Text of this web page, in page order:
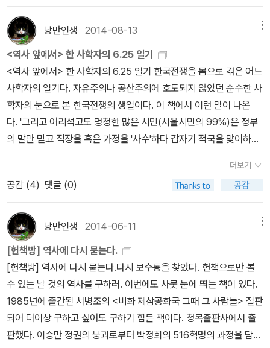
이고 자녀 중에도 학자가 나왔으며, 특히 정양완의 부친이 위당 정인
보이니 바야흐로 대학자의 가문이라 할 법한데, 아들인 수학자 강석
진의 성추문으로 먹칠을 당하고 말았다.'강신항, 정양완의 가정 이야
기'라는 부제가 달린 <숲마을에서 배밭골까지>(2000)라는 문집의
서문을 보니, 무려 1973년부터 부부 공동 문집을 간행하기 시작해서
무려 다섯 권을 간행했다고 나온다. 2000년에 나온 책에서는 부부의
글뿐만 아니라 아예 아들, 딸, 사위, 며느리, 손자가 쓴 글까지 한데 모
아서 가족 문집을 만들어 놓았다.(강석진의 글도 있다!)예전에 헌책방
에서 우연히 집어든 책이었는데, 저자나 그 가족에 대한 내용보다는
에세이 속에 언급된 여러 인물들에 대한 회고가 흥미로워 보여 구입
한 것이었다. 예를 들어 스승인 이희승, 이숭녕, 남광우, 이병기, 정병
>의 저자인 김성칠에 대한 회고와 추모의 글도 수록되어서 흥미로웠
다.김성칠의 아들 김기협이 쓴 <아흔 개의 봄>이라는 책을 읽어본 사
람이라면, 김성칠의 부인인 이남덕이 치매로 정신이 오락가락 하는
사이에도 남편의 옛 제자가 문병을 오자 한눈에 알아보더라는 흥미로
운 일화를 기억할지도 모르겠다. '강신항이, 네가 어쩐 일이냐!'라며
이름까지 들먹인 사모님의 반응에 깜짝 놀랐다고 묘사되었던 그 제자
가 바로 강신항이었다.익히 알려진 것처럼 김성칠은 육이오 중에 고
향인 경북 영천에서 피살되었는데, 전쟁과는 무관히 어느 정신이상자
낭만인생 2014-08-13
<역사 앞에서> 한 사학자의 6.25 일기
<역사 앞에서> 한 사학자의 6.25 일기 한국전쟁을 몸으로 겪은 어느
사학자의 일기다. 자유주의나 공산주의에 호도되지 않았던 순수한 사
학자의 눈으로 본 한국전쟁의 생얼이다. 이 책에서 이런 말이 나온
다. '그리고 어리석고도 멍청한 많은 시민(서울시민의 99%)은 정부
의 말만 믿고 직장을 혹은 가정을 '사수'하다 갑자기 적국을 맞이하여
으로 목숨을 부지하여 눈물과 감격으로 국군과 UN군의 서울 입성을
맞이하니 뜻밖에 많은 '남하'한 애국자들의 호령이 추상 같아서 '정부
를 따라 남하한 우리들만이 애국자이고 함몰 지구에 그대로 남아 있
는 너희들은 모두가 불순분자이다.' 하여 곤박이 자심하니 고금천하
이런 억울한 노룻이 또 있을 것인가?이미 정부의 각계 수사기관이 다
각적으로 정비되었고 또 함몰 90일 동안 적색분자와 악질 부역자들
이 기관마다 마을마다 뚜렷이 나타나 있으니 이들을 뽑아내어서 시원
히 처단하고 그 여외의 백성들일랑 '얼마나 수고들 하였소. 우리들만
피란하게 되어서 미안하기 비길 데 없소' 하여야 할 것이거늘, 심사니
무엇니 하고 인공국의 입내를 내어 인격을 모독하는 일이 허다하고,
심지어는 동료들을 몰아내려고 하는 일조차 있다는 낭설이 생기게끔
더보기
공감 (4) 댓글 (0)
낭만인생 2014-06-11
[헌책방] 역사에 다시 묻는다.
[헌책방] 역사에 다시 묻는다.다시 보수동을 찾았다. 헌책으로만 볼
수 있는 날 것의 역사를 구하러. 이번에도 사뭇 눈에 띄는 책이 있다.
1985년에 출간된 서병조의 <비화 제삼공화국 그때 그 사람들> 절판
되어 더이상 구하고 싶어도 구하기 힘든 책이다. 청목출판사에서 출
판했다. 이승만 정권의 붕괴로부터 박정희의 516혁명의 과정을 담았